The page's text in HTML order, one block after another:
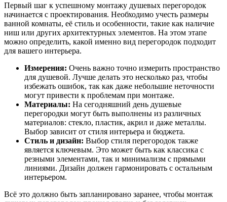
Первый шаг к успешному монтажу душевых перегородок
начинается с проектирования. Необходимо учесть размеры
ванной комнаты, её стиль и особенности, такие как наличие
ниш или других архитектурных элементов. На этом этапе
можно определить, какой именно вид перегородок подходит
для вашего интерьера.
Измерения: Очень важно точно измерить пространство
для душевой. Лучше делать это несколько раз, чтобы
избежать ошибок, так как даже небольшие неточности
могут привести к проблемам при монтаже.
Материалы: На сегодняшний день душевые
перегородки могут быть выполнены из различных
материалов: стекло, пластик, акрил и даже металлы.
Выбор зависит от стиля интерьера и бюджета.
Стиль и дизайн: Выбор стиля перегородок также
является ключевым. Это может быть как классика с
резными элементами, так и минимализм с прямыми
линиями. Дизайн должен гармонировать с остальным
интерьером.
Всё это должно быть запланировано заранее, чтобы монтаж